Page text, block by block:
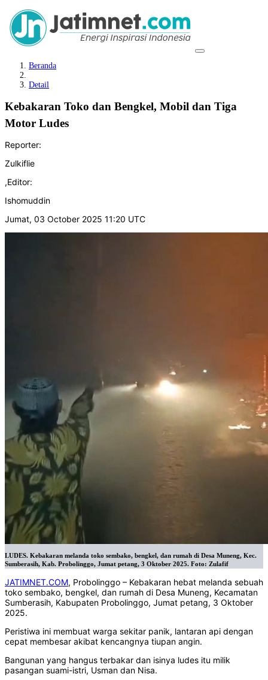
Beranda
Detail
Kebakaran Toko dan Bengkel, Mobil dan Tiga
Motor Ludes
Reporter:
Zulkiflie
,Editor:
Ishomuddin
Jumat, 03 October 2025 11:20 UTC
LUDES. Kebakaran melanda toko sembako, bengkel, dan rumah di Desa Muneng, Kec.
Sumberasih, Kab. Probolinggo, Jumat petang, 3 Oktober 2025. Foto: Zulafif
JATIMNET.COM, Probolinggo – Kebakaran hebat melanda sebuah
toko sembako, bengkel, dan rumah di Desa Muneng, Kecamatan
Sumberasih, Kabupaten Probolinggo, Jumat petang, 3 Oktober
2025.‎
‎Peristiwa ini membuat warga sekitar panik, lantaran api dengan
cepat membesar akibat kencangnya tiupan angin.
‎‎Bangunan yang hangus terbakar dan isinya ludes itu milik
pasangan suami-istri, Usman dan Nisa.